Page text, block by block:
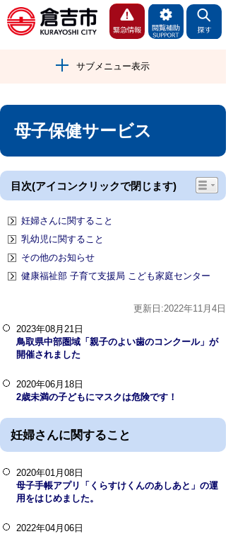
サブメニュー表示
母子保健サービス
目次(アイコンクリックで閉じます)
妊婦さんに関すること
乳幼児に関すること
その他のお知らせ
健康福祉部 子育て支援局 こども家庭センター
更新日:2022年11月4日
2023年08月21日
鳥取県中部圏域「親子のよい歯のコンクール」が
開催されました
2020年06月18日
2歳未満の子どもにマスクは危険です！
妊婦さんに関すること
2020年01月08日
母子手帳アプリ「くらすけくんのあしあと」の運
用をはじめました。
2022年04月06日